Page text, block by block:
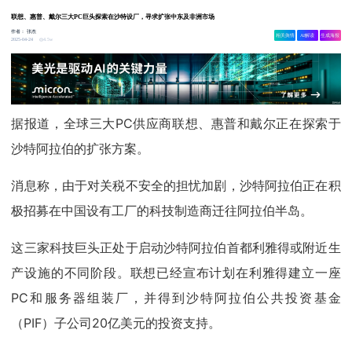
联想、惠普、戴尔三大PC巨头探索在沙特设厂，寻求扩张中东及非洲市场
作者：张杰
2025-04-24
4.5w
相关舆情 AI解读 生成海报
据报道，全球三大PC供应商联想、惠普和戴尔正在探索于
沙特阿拉伯的扩张方案。
消息称，由于对关税不安全的担忧加剧，沙特阿拉伯正在积
极招募在中国设有工厂的科技制造商迁往阿拉伯半岛。
这三家科技巨头正处于启动沙特阿拉伯首都利雅得或附近生
产设施的不同阶段。联想已经宣布计划在利雅得建立一座
PC和服务器组装厂，并得到沙特阿拉伯公共投资基金
（PIF）子公司20亿美元的投资支持。